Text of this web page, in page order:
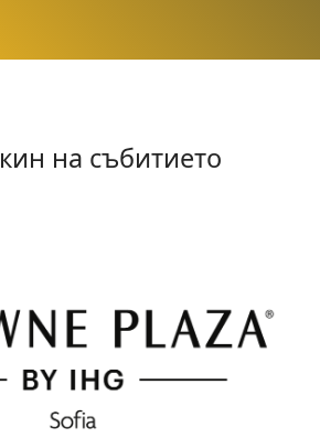
на събитието